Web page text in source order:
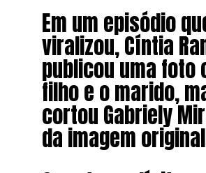
Em um episódio
viralizou, Cíntia
publicou uma foto
filho e o marido,
cortou Gabriely
da imagem